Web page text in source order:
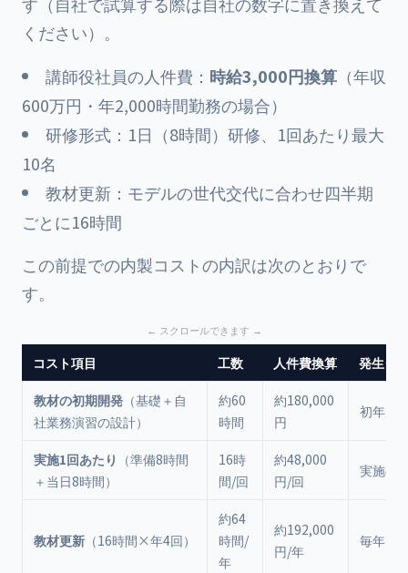
ください）。
講師役社員の人件費： 時給3,000円換算 （年収
600万円・年2,000時間勤務の場合）
研修形式：1日（8時間）研修、1回あたり最大
10名
教材更新：モデルの世代交代に合わせ四半期
ごとに16時間
この前提での内製コストの内訳は次のとおりで
す。
コスト項目 工数 人件費換算 発生タ
教材の初期開発 （基礎＋自
社業務演習の設計）
約60
時間
約180,000
円
初年度
実施1回あたり （準備8時間
＋当日8時間）
16時
間/回
約48,000
円/回
実施の
教材更新 （16時間×年4回）
約64
時間/
年
約192,000
円/年
毎年